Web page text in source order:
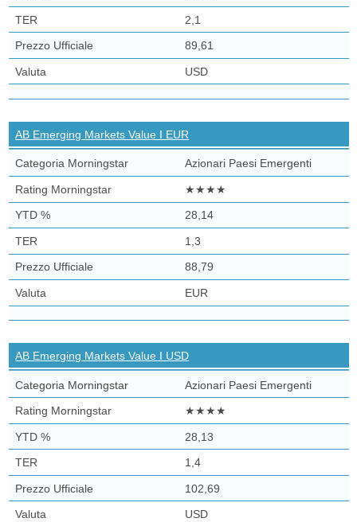
2,1
89,61
USD
AB Emerging Markets Value I EUR
Azionari Paesi Emergenti
★★★★
28,14
1,3
88,79
EUR
AB Emerging Markets Value I USD
Azionari Paesi Emergenti
★★★★
28,13
1,4
102,69
USD